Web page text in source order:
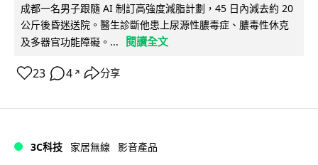
成都一名男子跟隨 AI 制訂高強度減脂計劃，45 日內減去約 20
公斤後昏迷送院。醫生診斷他患上尿源性膿毒症、膿毒性休克
及多器官功能障礙。...
閱讀全文
23 4 ↗ 分享
3C科技 家居無線 影音產品